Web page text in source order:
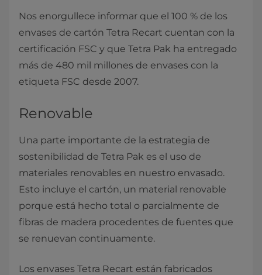
Nos enorgullece informar que el 100 % de los
envases de cartón Tetra Recart cuentan con la
certificación FSC y que Tetra Pak ha entregado
más de 480 mil millones de envases con la
etiqueta FSC desde 2007.
Renovable
Una parte importante de la estrategia de
sostenibilidad de Tetra Pak es el uso de
materiales renovables en nuestro envasado.
Esto incluye el cartón, un material renovable
porque está hecho total o parcialmente de
fibras de madera procedentes de fuentes que
se renuevan continuamente.
Los envases Tetra Recart están fabricados